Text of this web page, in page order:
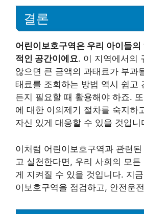
결론
어린이보호구역은 우리 아이들의
적인 공간이에요. 이 지역에서의
않으면 큰 금액의 과태료가 부과
태료를 조회하는 방법 역시 쉽고
든지 필요할 때 활용해야 하죠.
에 대한 이의제기 절차를 숙지하
자신 있게 대응할 수 있을 것입니
이처럼 어린이보호구역과 관련
고 실천한다면, 우리 사회의 모
게 지켜질 수 있을 것입니다. 지
이보호구역을 점검하고, 안전운